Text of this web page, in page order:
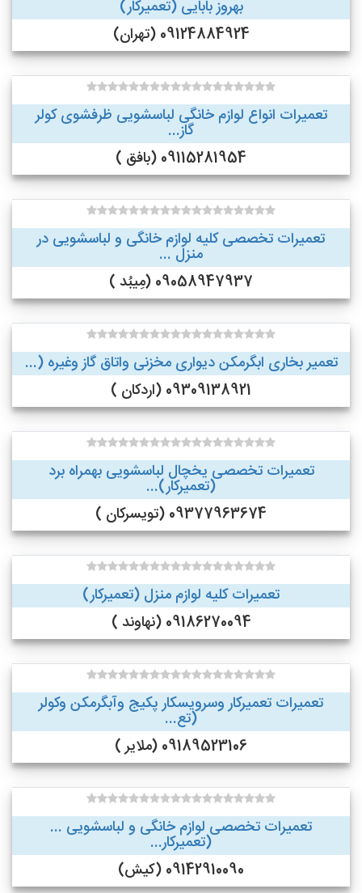
بهروز بابایی (تعمیرکار)
09124884924 (تهران)
تعمیرات انواع لوازم خانگی لباسشویی ظرفشوی کولر
گاز...
09115281954 (بافق )
تعمیرات تخصصی کلیه لوازم خانگی و لباسشویی در
منزل ...
09058947937 (مِیبُد )
تعمیر بخاری ابگرمکن دیواری مخزنی واتاق گاز وغیره (...
09309138921 (اردکان )
تعمیرات تخصصی یخچال لباسشویی بهمراه برد
(تعمیرکار)...
09377963674 (تویسرکان )
تعمیرات کلیه لوازم منزل (تعمیرکار)
09186270094 (نهاوند )
تعمیرات تعمیرکار وسرویسکار پکیج وآبگرمکن وکولر
(تع...
09189523106 (ملایر )
تعمیرات تخصصی لوازم خانگی و لباسشویی ...
(تعمیرکار...
09142910090 (کیش)